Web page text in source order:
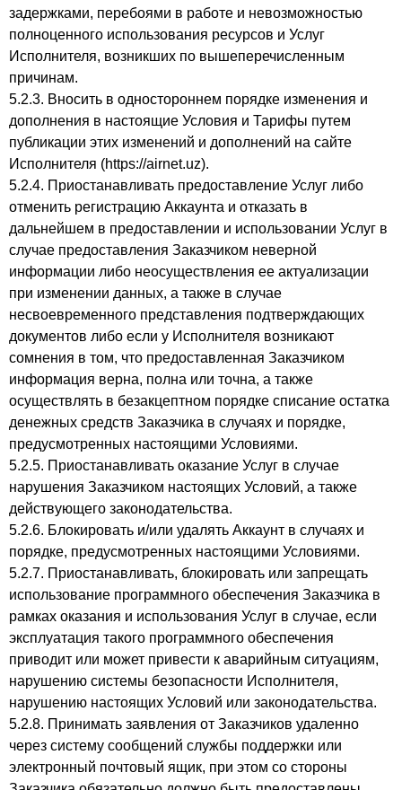
задержками, перебоями в работе и невозможностью
полноценного использования ресурсов и Услуг
Исполнителя, возникших по вышеперечисленным
причинам.
5.2.3. Вносить в одностороннем порядке изменения и
дополнения в настоящие Условия и Тарифы путем
публикации этих изменений и дополнений на сайте
Исполнителя (https://airnet.uz).
5.2.4. Приостанавливать предоставление Услуг либо
отменить регистрацию Аккаунта и отказать в
дальнейшем в предоставлении и использовании Услуг в
случае предоставления Заказчиком неверной
информации либо неосуществления ее актуализации
при изменении данных, а также в случае
несвоевременного представления подтверждающих
документов либо если у Исполнителя возникают
сомнения в том, что предоставленная Заказчиком
информация верна, полна или точна, а также
осуществлять в безакцептном порядке списание остатка
денежных средств Заказчика в случаях и порядке,
предусмотренных настоящими Условиями.
5.2.5. Приостанавливать оказание Услуг в случае
нарушения Заказчиком настоящих Условий, а также
действующего законодательства.
5.2.6. Блокировать и/или удалять Аккаунт в случаях и
порядке, предусмотренных настоящими Условиями.
5.2.7. Приостанавливать, блокировать или запрещать
использование программного обеспечения Заказчика в
рамках оказания и использования Услуг в случае, если
эксплуатация такого программного обеспечения
приводит или может привести к аварийным ситуациям,
нарушению системы безопасности Исполнителя,
нарушению настоящих Условий или законодательства.
5.2.8. Принимать заявления от Заказчиков удаленно
через систему сообщений службы поддержки или
электронный почтовый ящик, при этом со стороны